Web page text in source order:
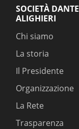
SOCIETÀ DANTE
ALIGHIERI
Chi siamo
La storia
Il Presidente
Organizzazione
La Rete
Trasparenza